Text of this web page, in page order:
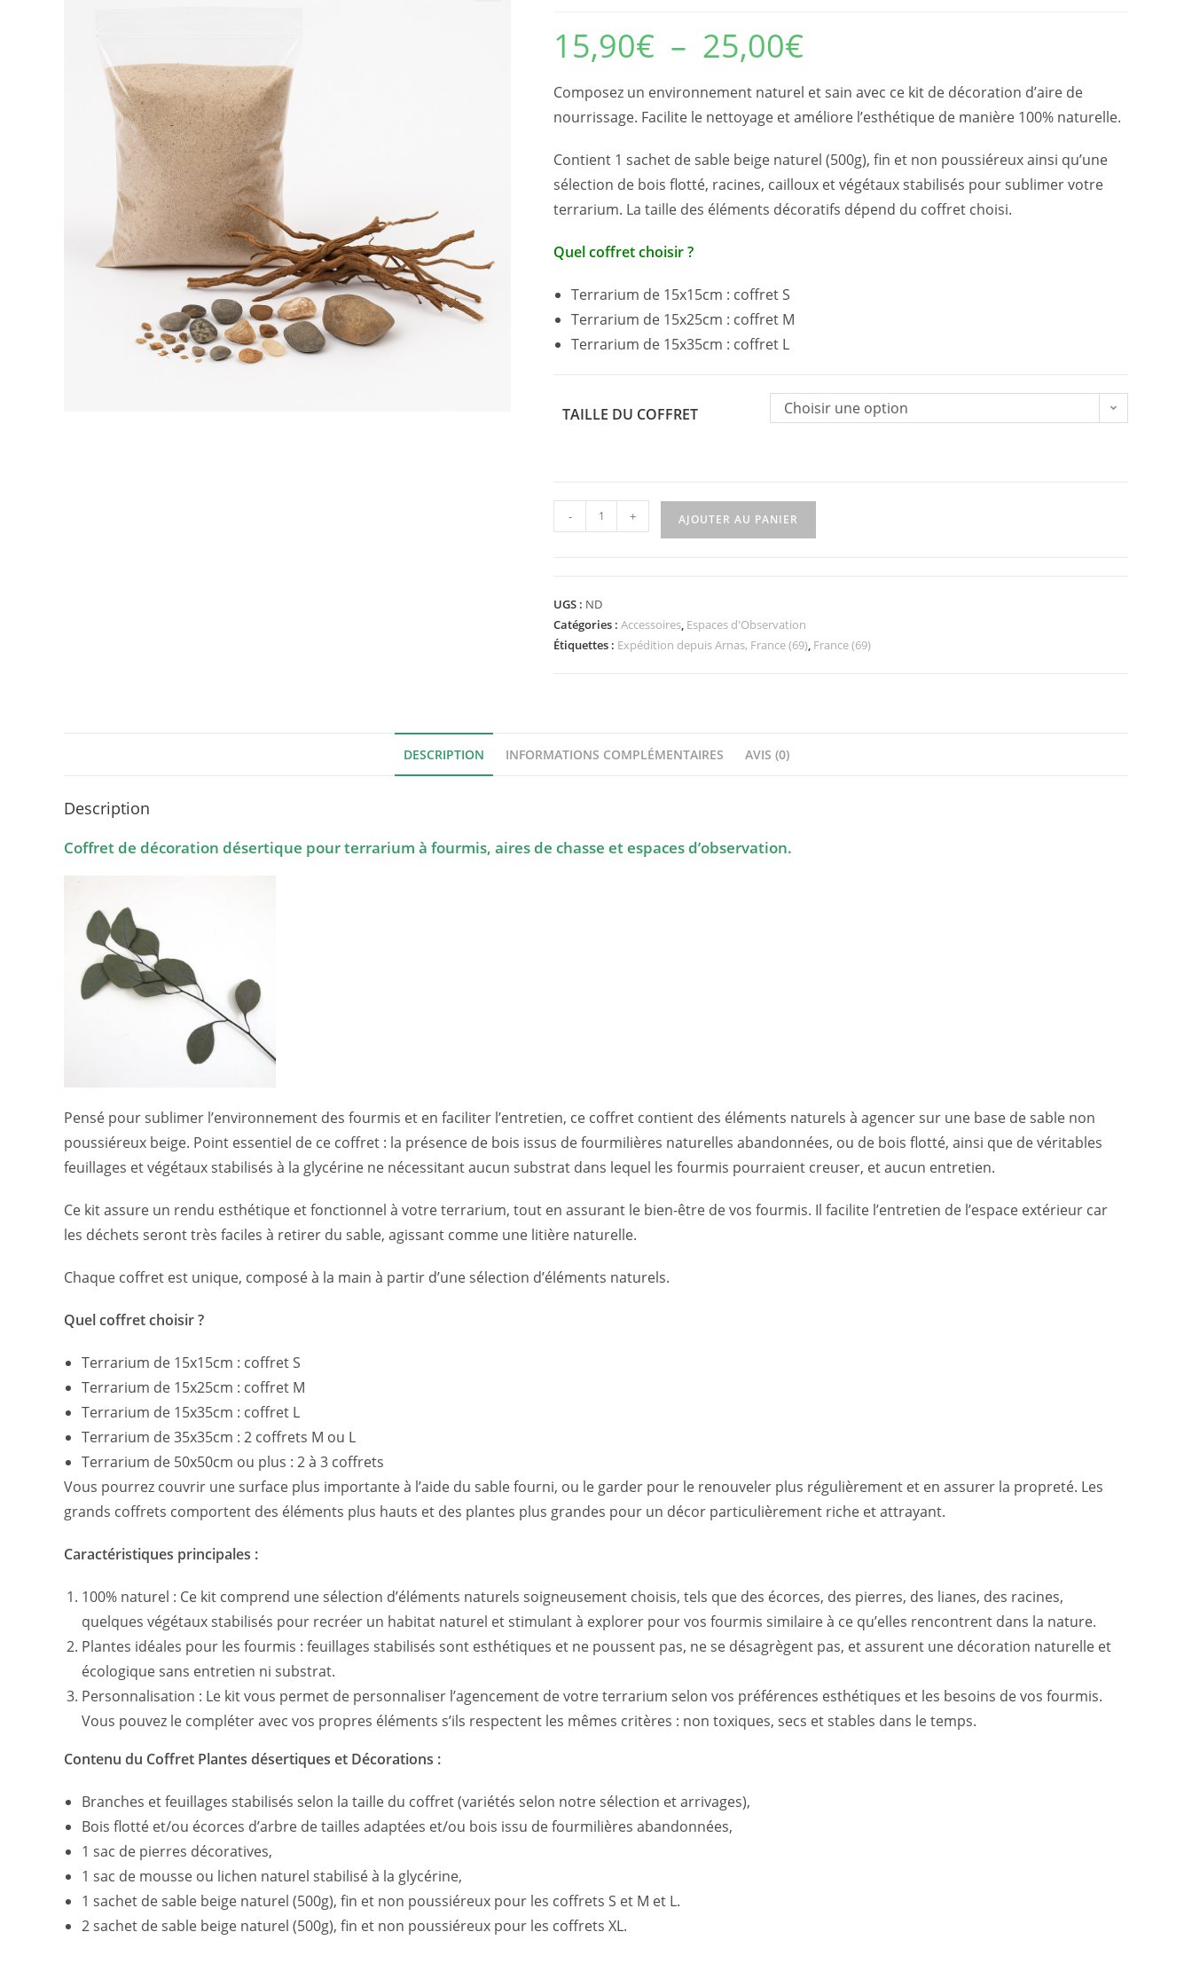
15,90€ – 25,00€
à
25,00€
Composez un environnement naturel et sain avec ce kit de décoration d’aire de
nourrissage. Facilite le nettoyage et améliore l’esthétique de manière 100% naturelle.
Contient 1 sachet de sable beige naturel (500g), fin et non poussiéreux ainsi qu’une
sélection de bois flotté, racines, cailloux et végétaux stabilisés pour sublimer votre
terrarium. La taille des éléments décoratifs dépend du coffret choisi.
Quel coffret choisir ?
Terrarium de 15x15cm : coffret S
Terrarium de 15x25cm : coffret M
Terrarium de 15x35cm : coffret L
TAILLE DU COFFRET Choisir une option
quantité
de
décoration
Désertique
- + AJOUTER AU PANIER
UGS : ND
Catégories : Accessoires, Espaces d'Observation
Étiquettes : Expédition depuis Arnas, France (69), France (69)
DESCRIPTION INFORMATIONS COMPLÉMENTAIRES AVIS (0)
Description
Coffret de décoration désertique pour terrarium à fourmis, aires de chasse et espaces d’observation.
Pensé pour sublimer l’environnement des fourmis et en faciliter l’entretien, ce coffret contient des éléments naturels à agencer sur une base de sable non
poussiéreux beige. Point essentiel de ce coffret : la présence de bois issus de fourmilières naturelles abandonnées, ou de bois flotté, ainsi que de véritables
feuillages et végétaux stabilisés à la glycérine ne nécessitant aucun substrat dans lequel les fourmis pourraient creuser, et aucun entretien.
Ce kit assure un rendu esthétique et fonctionnel à votre terrarium, tout en assurant le bien-être de vos fourmis. Il facilite l’entretien de l’espace extérieur car
les déchets seront très faciles à retirer du sable, agissant comme une litière naturelle.
Chaque coffret est unique, composé à la main à partir d’une sélection d’éléments naturels.
Quel coffret choisir ?
Terrarium de 15x15cm : coffret S
Terrarium de 15x25cm : coffret M
Terrarium de 15x35cm : coffret L
Terrarium de 35x35cm : 2 coffrets M ou L
Terrarium de 50x50cm ou plus : 2 à 3 coffrets
Vous pourrez couvrir une surface plus importante à l’aide du sable fourni, ou le garder pour le renouveler plus régulièrement et en assurer la propreté. Les
grands coffrets comportent des éléments plus hauts et des plantes plus grandes pour un décor particulièrement riche et attrayant.
Caractéristiques principales :
100% naturel : Ce kit comprend une sélection d’éléments naturels soigneusement choisis, tels que des écorces, des pierres, des lianes, des racines,
quelques végétaux stabilisés pour recréer un habitat naturel et stimulant à explorer pour vos fourmis similaire à ce qu’elles rencontrent dans la nature.
Plantes idéales pour les fourmis : feuillages stabilisés sont esthétiques et ne poussent pas, ne se désagrègent pas, et assurent une décoration naturelle et
écologique sans entretien ni substrat.
Personnalisation : Le kit vous permet de personnaliser l’agencement de votre terrarium selon vos préférences esthétiques et les besoins de vos fourmis.
Vous pouvez le compléter avec vos propres éléments s’ils respectent les mêmes critères : non toxiques, secs et stables dans le temps.
Contenu du Coffret Plantes désertiques et Décorations :
Branches et feuillages stabilisés selon la taille du coffret (variétés selon notre sélection et arrivages),
Bois flotté et/ou écorces d’arbre de tailles adaptées et/ou bois issu de fourmilières abandonnées,
1 sac de pierres décoratives,
1 sac de mousse ou lichen naturel stabilisé à la glycérine,
1 sachet de sable beige naturel (500g), fin et non poussiéreux pour les coffrets S et M et L.
2 sachet de sable beige naturel (500g), fin et non poussiéreux pour les coffrets XL.